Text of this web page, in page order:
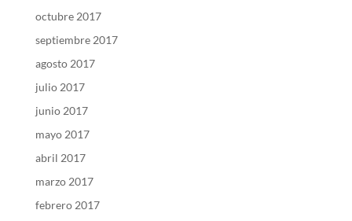
octubre 2017
septiembre 2017
agosto 2017
julio 2017
junio 2017
mayo 2017
abril 2017
marzo 2017
febrero 2017